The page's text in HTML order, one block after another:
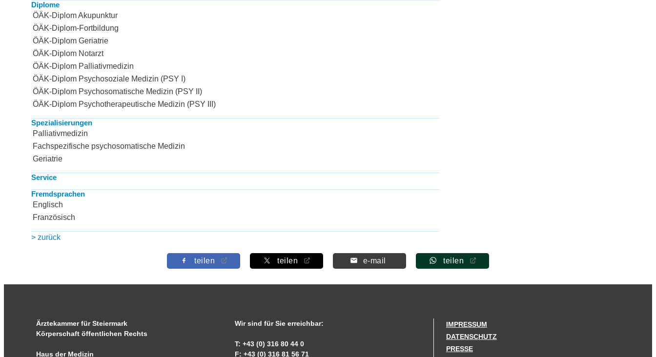
Diplome
ÖÄK-Diplom Akupunktur
ÖÄK-Diplom-Fortbildung
ÖÄK-Diplom Geriatrie
ÖÄK-Diplom Notarzt
ÖÄK-Diplom Palliativmedizin
ÖÄK-Diplom Psychosoziale Medizin (PSY I)
ÖÄK-Diplom Psychosomatische Medizin (PSY II)
ÖÄK-Diplom Psychotherapeutische Medizin (PSY III)
Spezialisierungen
Palliativmedizin
Fachspezifische psychosomatische Medizin
Geriatrie
Service
Fremdsprachen
Englisch
Französisch
> zurück
teilen teilen e-mail teilen
Ärztekammer für Steiermark
Körperschaft öffentlichen Rechts
Haus der Medizin
Wir sind für Sie erreichbar:
T: +43 (0) 316 80 44 0
F: +43 (0) 316 81 56 71
IMPRESSUM
DATENSCHUTZ
PRESSE